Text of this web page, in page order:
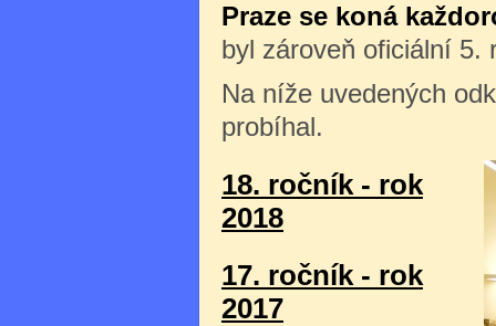
Praze se koná
byl zároveň oficiální 5.
Na níže uvedených
probíhal.
18. ročník - rok
2018
17. ročník - rok
2017